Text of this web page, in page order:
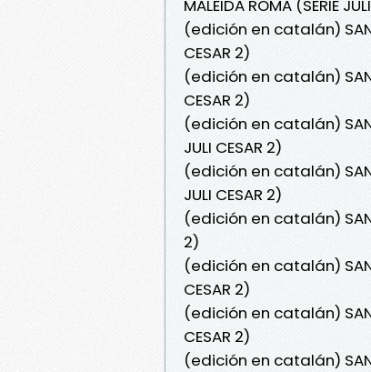
MALEIDA ROMA (SERIE
(edición en catalán)
CESAR 2)
(edición en catalán)
CESAR 2)
(edición en catalán)
JULI CESAR 2)
(edición en catalán)
JULI CESAR 2)
(edición en catalán)
2)
(edición en catalán)
CESAR 2)
(edición en catalán)
CESAR 2)
(edición en catalán)